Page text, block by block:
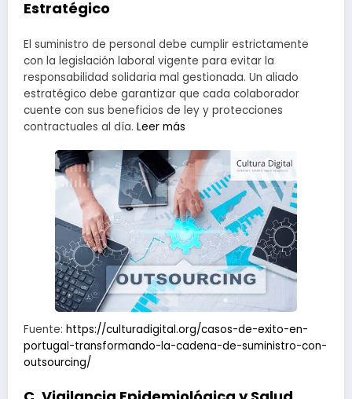
Estratégico
El suministro de personal debe cumplir estrictamente
con la legislación laboral vigente para evitar la
responsabilidad solidaria mal gestionada. Un aliado
estratégico debe garantizar que cada colaborador
cuente con sus beneficios de ley y protecciones
contractuales al día. Leer más
Fuente: https://culturadigital.org/casos-de-exito-en-
portugal-transformando-la-cadena-de-suministro-con-
outsourcing/